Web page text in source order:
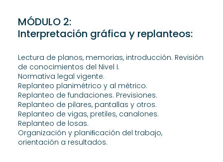
MÓDULO 2:
Interpretación gráfica y replanteos:
Lectura de planos, memorias, introducción. Revisión
de conocimientos del Nivel I.
Normativa legal vigente.
Replanteo planimétrico y al métrico.
Replanteo de fundaciones. Previsiones.
Replanteo de pilares, pantallas y otros.
Replanteo de vigas, pretiles, canalones.
Replanteo de losas.
Organización y planiﬁcación del trabajo,
orientación a resultados.